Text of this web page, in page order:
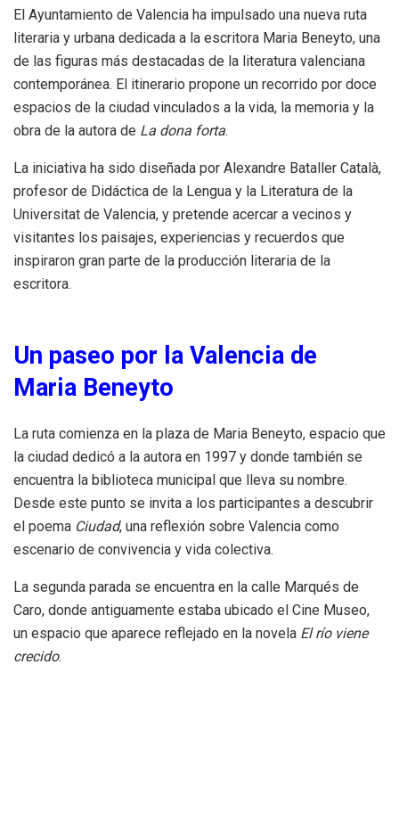
El Ayuntamiento de Valencia ha impulsado una nueva ruta
literaria y urbana dedicada a la escritora Maria Beneyto, una
de las figuras más destacadas de la literatura valenciana
contemporánea. El itinerario propone un recorrido por doce
espacios de la ciudad vinculados a la vida, la memoria y la
obra de la autora de La dona forta.
La iniciativa ha sido diseñada por Alexandre Bataller Català,
profesor de Didáctica de la Lengua y la Literatura de la
Universitat de Valencia, y pretende acercar a vecinos y
visitantes los paisajes, experiencias y recuerdos que
inspiraron gran parte de la producción literaria de la
escritora.
Un paseo por la Valencia de
Maria Beneyto
La ruta comienza en la plaza de Maria Beneyto, espacio que
la ciudad dedicó a la autora en 1997 y donde también se
encuentra la biblioteca municipal que lleva su nombre.
Desde este punto se invita a los participantes a descubrir
el poema Ciudad, una reflexión sobre Valencia como
escenario de convivencia y vida colectiva.
La segunda parada se encuentra en la calle Marqués de
Caro, donde antiguamente estaba ubicado el Cine Museo,
un espacio que aparece reflejado en la novela El río viene
crecido.